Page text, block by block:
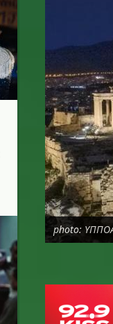
photo: